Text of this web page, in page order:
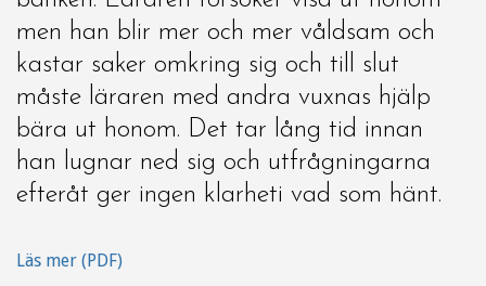
men han blir mer och mer våldsam och
kastar saker omkring sig och till slut
måste läraren med andra vuxnas hjälp
bära ut honom. Det tar lång tid innan
han lugnar ned sig och utfrågningarna
efteråt ger ingen klarheti vad som hänt.
Läs mer (PDF)